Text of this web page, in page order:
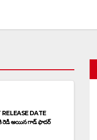
DATE
కి రెడీ అయిన గాడ్ ఫాదర్